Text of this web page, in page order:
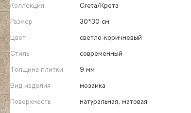
Коллекция
Creta/Крета
Размер
30*30 см
Цвет
светло-коричневый
Стиль
современный
Толщина плитки
9 мм
Вид изделия
мозаика
Поверхность
натуральная, матовая